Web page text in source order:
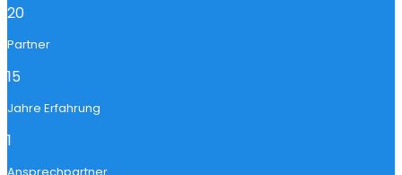
20
Partner
15
Jahre Erfahrung
1